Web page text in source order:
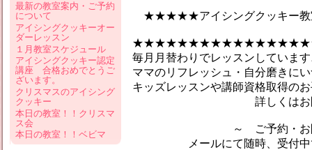
★★★★★アイシングクッキー
毎月月替わりでレッスンしていま
ママのリフレッシュ・自分磨きに
キッズレッスンや講師資格取得の
詳しくはお問合せ
～ ご予約・お問い
メールにて随時、受付中で
最新の教室案内・ご予約
について
アイシングクッキーオー
ダーレッスン
１月教室スケジュール
アイシングクッキー認定
講座 合格おめでとうご
ざいます。
クリスマスのアイシング
クッキー
本日の教室！！クリスマ
ス会
本日の教室！！ベビマ